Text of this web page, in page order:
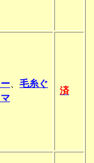
毛糸ぐ
済